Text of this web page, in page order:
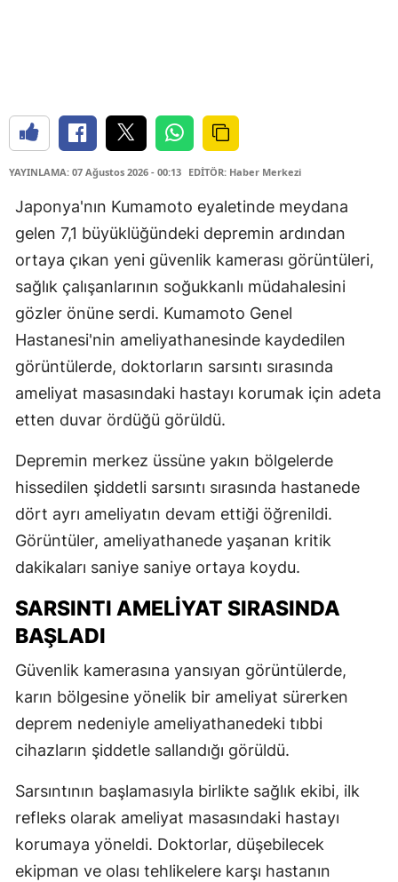
YAYINLAMA: 07 Ağustos 2026 - 00:13 EDİTÖR: Haber Merkezi
Japonya'nın Kumamoto eyaletinde meydana
gelen 7,1 büyüklüğündeki depremin ardından
ortaya çıkan yeni güvenlik kamerası görüntüleri,
sağlık çalışanlarının soğukkanlı müdahalesini
gözler önüne serdi. Kumamoto Genel
Hastanesi'nin ameliyathanesinde kaydedilen
görüntülerde, doktorların sarsıntı sırasında
ameliyat masasındaki hastayı korumak için adeta
etten duvar ördüğü görüldü.
Depremin merkez üssüne yakın bölgelerde
hissedilen şiddetli sarsıntı sırasında hastanede
dört ayrı ameliyatın devam ettiği öğrenildi.
Görüntüler, ameliyathanede yaşanan kritik
dakikaları saniye saniye ortaya koydu.
SARSINTI AMELİYAT SIRASINDA
BAŞLADI
Güvenlik kamerasına yansıyan görüntülerde,
karın bölgesine yönelik bir ameliyat sürerken
deprem nedeniyle ameliyathanedeki tıbbi
cihazların şiddetle sallandığı görüldü.
Sarsıntının başlamasıyla birlikte sağlık ekibi, ilk
refleks olarak ameliyat masasındaki hastayı
korumaya yöneldi. Doktorlar, düşebilecek
ekipman ve olası tehlikelere karşı hastanın